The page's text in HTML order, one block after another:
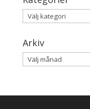
Kategorier
Arkiv
Arkiv